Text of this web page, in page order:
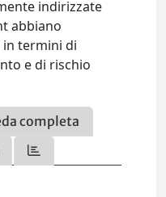
indirizzate
abbiano
termini di
e di rischio
completa